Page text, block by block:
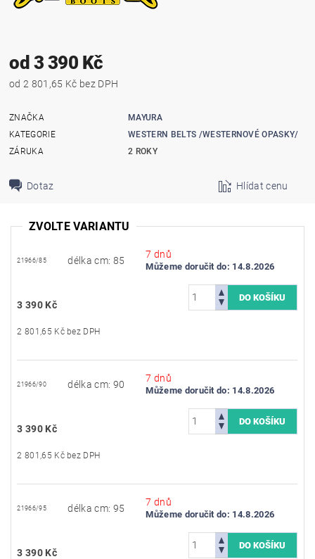
od 3 390 Kč
od 2 801,65 Kč bez DPH
ZNAČKA
MAYURA
KATEGORIE
WESTERN BELTS /WESTERNOVÉ OPASKY/
ZÁRUKA
2 ROKY
Dotaz Hlídat cenu
ZVOLTE VARIANTU
21966/85 délka cm: 85
7 dnů
Můžeme doručit do: 14.8.2026
3 390 Kč
2 801,65 Kč bez DPH
21966/90 délka cm: 90
7 dnů
Můžeme doručit do: 14.8.2026
3 390 Kč
2 801,65 Kč bez DPH
21966/95 délka cm: 95
7 dnů
Můžeme doručit do: 14.8.2026
3 390 Kč